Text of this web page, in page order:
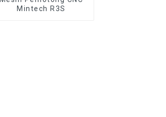
Mintech R3S